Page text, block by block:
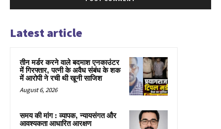
Latest article
तीन मर्डर करने वाले बदमाश एनकाउंटर
में गिरफ्तार, पत्नी के अवैध संबंध के शक
में आरोपी ने रची थी खूनी साजिश
August 6, 2026
समय की मांग : व्यापक, न्यायसंगत और
आवश्यकता आधारित आरक्षण